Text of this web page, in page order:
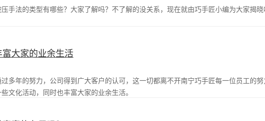
手法的类型有哪些？大家了解吗？不了解的没关系，现在就由巧手匠小编为大家揭晓
大家的业余生活
多年的努力，公司得到广大客户的认可，这一切都离不开南宁巧手匠每一位员工的
文化活动，同时也丰富大家的业余生活。